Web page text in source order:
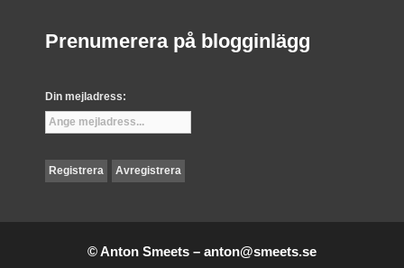
Prenumerera på blogginlägg
Din mejladress:
© Anton Smeets – anton@smeets.se